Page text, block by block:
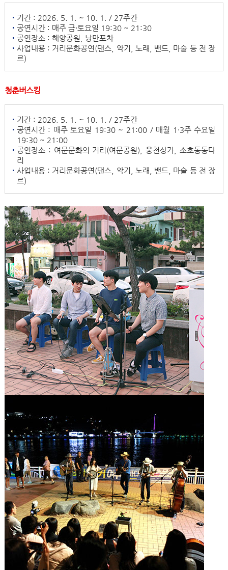
기간 : 2026. 5. 1. ~ 10. 1. / 27주간
공연시간 : 매주 금·토요일 19:30 ~ 21:30
공연장소 : 해양공원, 낭만포차
사업내용 : 거리문화공연(댄스, 악기, 노래, 밴드, 마술 등 전 장
르)
청춘버스킹
기간 : 2026. 5. 1. ~ 10. 1. / 27주간
공연시간 : 매주 토요일 19:30 ~ 21:00 / 매월 1·3주 수요일
19:30 ~ 21:00
공연장소 : 여문문화의 거리(여문공원), 웅천상가, 소호동동다
리
사업내용 : 거리문화공연(댄스, 악기, 노래, 밴드, 마술 등 전 장
르)